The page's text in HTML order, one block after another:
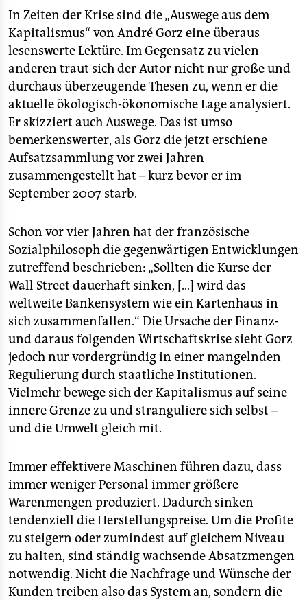
abo
genossenschaft
epaper login
In Zeiten der Krise sind die „Auswege aus dem
Kapitalismus“ von André Gorz eine überaus
lesenswerte Lektüre. Im Gegensatz zu vielen
anderen traut sich der Autor nicht nur große und
durchaus überzeugende Thesen zu, wenn er die
aktuelle ökologisch-ökonomische Lage analysiert.
Er skizziert auch Auswege. Das ist umso
bemerkenswerter, als Gorz die jetzt erschiene
Aufsatzsammlung vor zwei Jahren
zusammengestellt hat – kurz bevor er im
September 2007 starb.
Schon vor vier Jahren hat der französische
Sozialphilosoph die gegenwärtigen Entwicklungen
zutreffend beschrieben: „Sollten die Kurse der
Wall Street dauerhaft sinken, […] wird das
weltweite Bankensystem wie ein Kartenhaus in
sich zusammenfallen.“ Die Ursache der Finanz-
und daraus folgenden Wirtschaftskrise sieht Gorz
jedoch nur vordergründig in einer mangelnden
Regulierung durch staatliche Institutionen.
Vielmehr bewege sich der Kapitalismus auf seine
innere Grenze zu und stranguliere sich selbst –
und die Umwelt gleich mit.
Immer effektivere Maschinen führen dazu, dass
immer weniger Personal immer größere
Warenmengen produziert. Dadurch sinken
tendenziell die Herstellungspreise. Um die Profite
zu steigern oder zumindest auf gleichem Niveau
zu halten, sind ständig wachsende Absatzmengen
notwendig. Nicht die Nachfrage und Wünsche der
Kunden treiben also das System an, sondern die